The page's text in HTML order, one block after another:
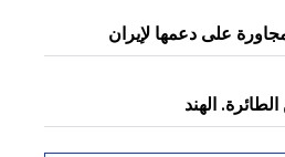
على دعمها لإيران